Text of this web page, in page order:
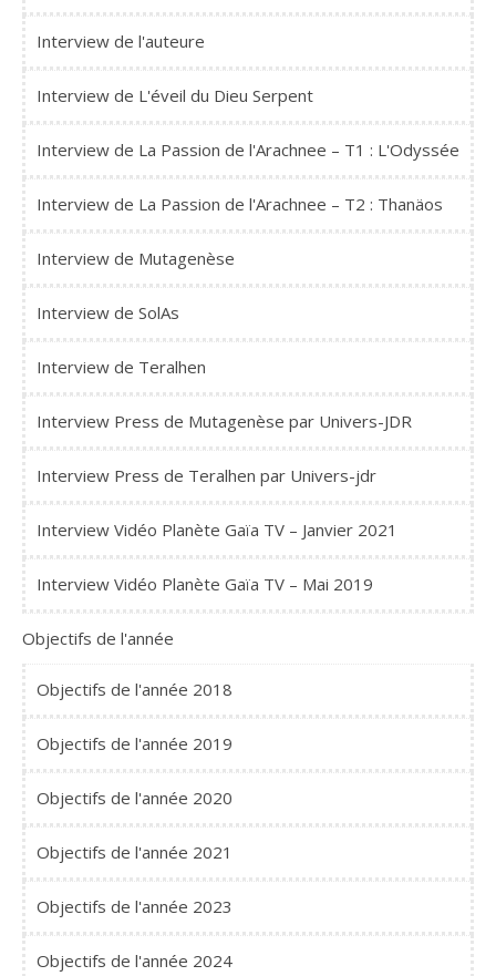
Interview de l'auteure
Interview de L'éveil du Dieu Serpent
Interview de La Passion de l'Arachnee – T1 : L'Odyssée
Interview de La Passion de l'Arachnee – T2 : Thanäos
Interview de Mutagenèse
Interview de SolAs
Interview de Teralhen
Interview Press de Mutagenèse par Univers-JDR
Interview Press de Teralhen par Univers-jdr
Interview Vidéo Planète Gaïa TV – Janvier 2021
Interview Vidéo Planète Gaïa TV – Mai 2019
Objectifs de l'année
Objectifs de l'année 2018
Objectifs de l'année 2019
Objectifs de l'année 2020
Objectifs de l'année 2021
Objectifs de l'année 2023
Objectifs de l'année 2024